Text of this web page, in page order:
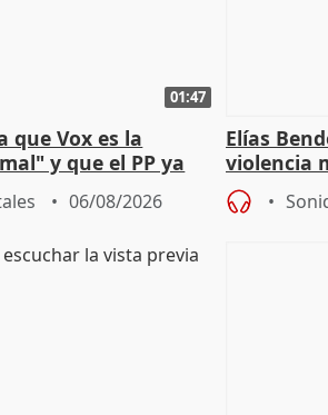
01:47
que Vox es la
y que el PP ya
tesis
06/08/2026
Elías
violencia